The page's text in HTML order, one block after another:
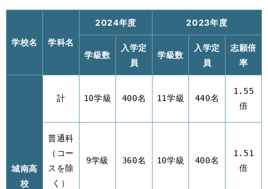
学校名 学科名
2024年度 2023年度
学級数
入学定
員
学級数
入学定
員
志願倍
率
城南高
校
計 10学級 400名 11学級 440名
1.55
倍
普通科
（コー
スを除
く）
9学級 360名 10学級 400名
1.51
倍